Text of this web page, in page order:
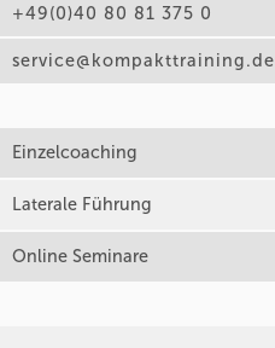
+49(0)40 80 81 375 0
service@kompakttraining.de
Einzelcoaching
Laterale Führung
Online Seminare